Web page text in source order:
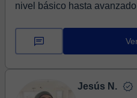
nivel básico hasta
Jesús N.